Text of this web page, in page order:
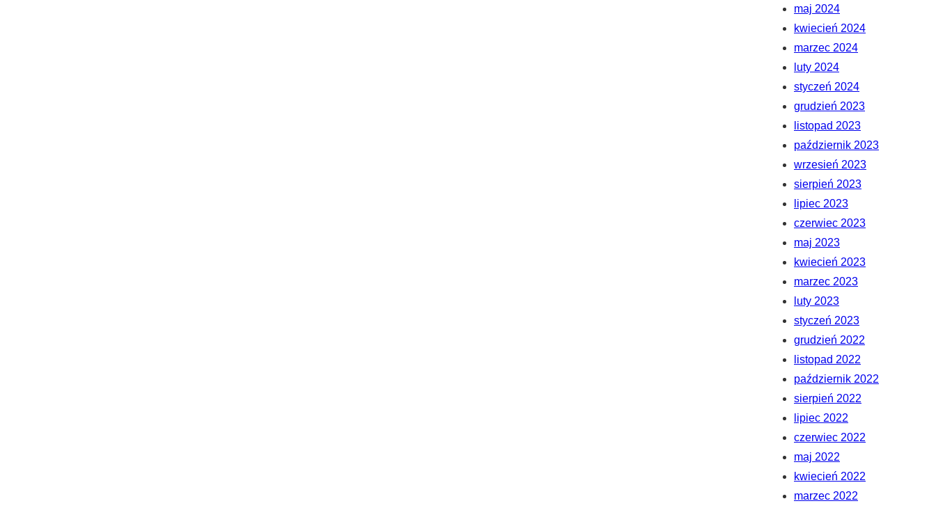
maj 2024
kwiecień 2024
marzec 2024
luty 2024
styczeń 2024
grudzień 2023
listopad 2023
październik 2023
wrzesień 2023
sierpień 2023
lipiec 2023
czerwiec 2023
maj 2023
kwiecień 2023
marzec 2023
luty 2023
styczeń 2023
grudzień 2022
listopad 2022
październik 2022
sierpień 2022
lipiec 2022
czerwiec 2022
maj 2022
kwiecień 2022
marzec 2022